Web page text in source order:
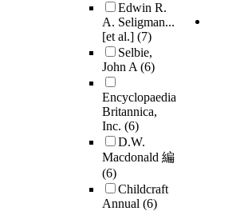
Edwin R.
A. Seligman...
[et al.] (7)
Selbie,
John A(6)
Encyclopaedia
Britannica,
Inc. (6)
D.W.
Macdonald 編
(6)
Childcraft
Annual (6)